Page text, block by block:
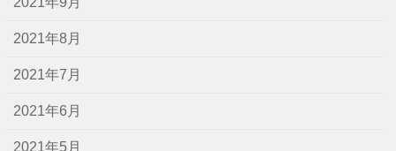
2021年8月
2021年7月
2021年6月
2021年5月